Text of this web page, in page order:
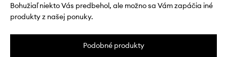
Bohužiaľ niekto Vás predbehol, ale možno sa Vám zapáčia iné
produkty z našej ponuky.
Podobné produkty